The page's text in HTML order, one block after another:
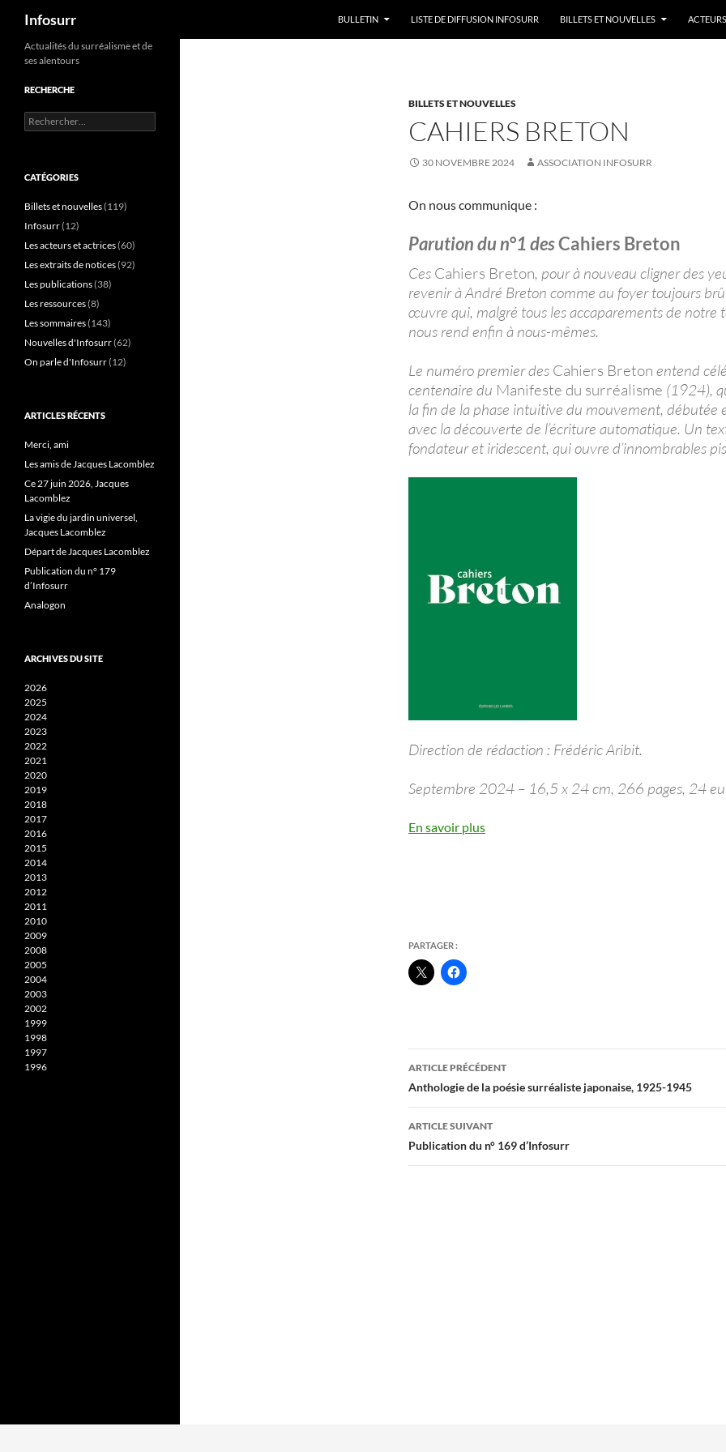
Aller
contenu
Infosurr BULLETIN LISTE DE DIFFUSION INFOSURR BILLETS ET NOUVELLES
BILLETS ET NOUVELLES
CAHIERS BRETON
30 NOVEMBRE 2024 ASSOCIATION INFOSURR
On nous communique :
Parution du n°1 desCahiers Breton
Ces Cahiers Breton, pour à nouveau cligner des
revenir à André Breton comme au foyer toujours
œuvre qui, malgré tous les accaparements de notre
nous rend enfin à nous-mêmes.
Le numéro premier des Cahiers Breton entend
centenaire du Manifeste du surréalisme (1924),
la fin de la phase intuitive du mouvement, débutée
avec la découverte de l’écriture automatique. Un
fondateur et iridescent, qui ouvre d’innombrables
Direction de rédaction : Frédéric Aribit.
Septembre 2024 – 16,5 x 24 cm, 266 pages, 24
En savoir plus
PARTAGER :
Navigation
des
articles
ARTICLE PRÉCÉDENT
Anthologie de la poésie surréaliste japonaise, 1925-1945
ARTICLE SUIVANT
Publication du n° 169 d’Infosurr
Actualités du surréalisme et de
ses alentours
RECHERCHE
Rechercher :
CATÉGORIES
Billets et nouvelles(119)
Infosurr(12)
Les acteurs et actrices(60)
Les extraits de notices(92)
Les publications(38)
Les ressources(8)
Les sommaires(143)
Nouvelles d'Infosurr(62)
On parle d'Infosurr(12)
ARTICLES RÉCENTS
Merci, ami
Les amis de Jacques Lacomblez
Ce 27 juin 2026, Jacques
Lacomblez
La vigie du jardin universel,
Jacques Lacomblez
Départ de Jacques Lacomblez
Publication du n° 179
d’Infosurr
Analogon
ARCHIVES DU SITE
2026
2025
2024
2023
2022
2021
2020
2019
2018
2017
2016
2015
2014
2013
2012
2011
2010
2009
2008
2005
2004
2003
2002
1999
1998
1997
1996